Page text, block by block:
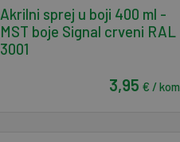
Akrilni sprej u boji 400 ml -
MST boje Signal crveni RAL
3001
3,95€ / kom